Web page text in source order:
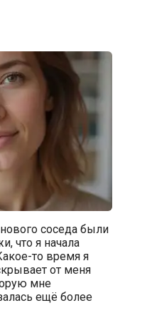
соседа были
что я начала
то время я
от меня
мне
ещё более